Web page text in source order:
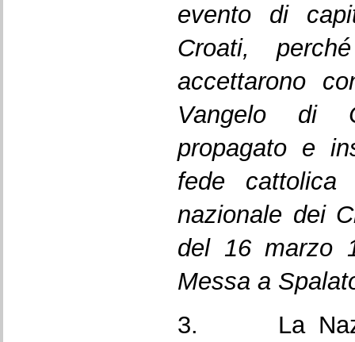
evento di
Croati,
accettarono
Vangelo di
propagato e
fede
nazionale dei
del 16 marzo
Messa a
3. La